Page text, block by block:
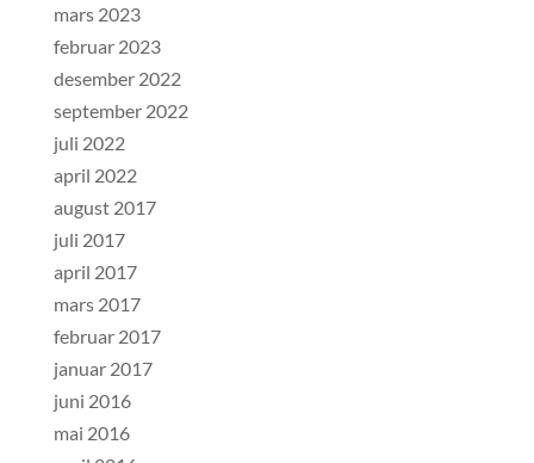
mars 2023
februar 2023
desember 2022
september 2022
juli 2022
april 2022
august 2017
juli 2017
april 2017
mars 2017
februar 2017
januar 2017
juni 2016
mai 2016